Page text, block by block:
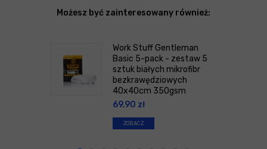
Możesz być zainteresowany również:
Work Stuff Gentleman
Basic 5-pack - zestaw 5
sztuk białych mikrofibr
bezkrawędziowych
40x40cm 350gsm
69,90 zł
ZOBACZ